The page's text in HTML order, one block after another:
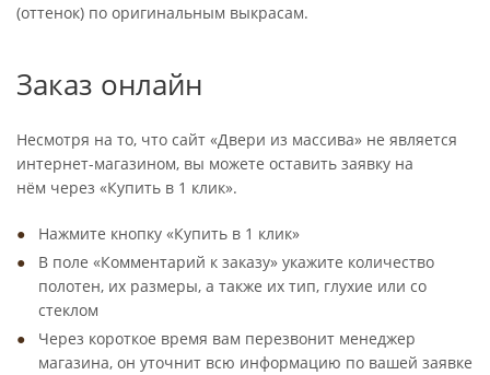
(оттенок) по оригинальным выкрасам.
Заказ онлайн
Несмотря на то, что сайт «Двери из массива» не является
интернет-магазином, вы можете оставить заявку на
нём через «Купить в 1 клик».
Нажмите кнопку «Купить в 1 клик»
В поле «Комментарий к заказу» укажите количество
полотен, их размеры, а также их тип, глухие или со
стеклом
Через короткое время вам перезвонит менеджер
магазина, он уточнит всю информацию по вашей заявке